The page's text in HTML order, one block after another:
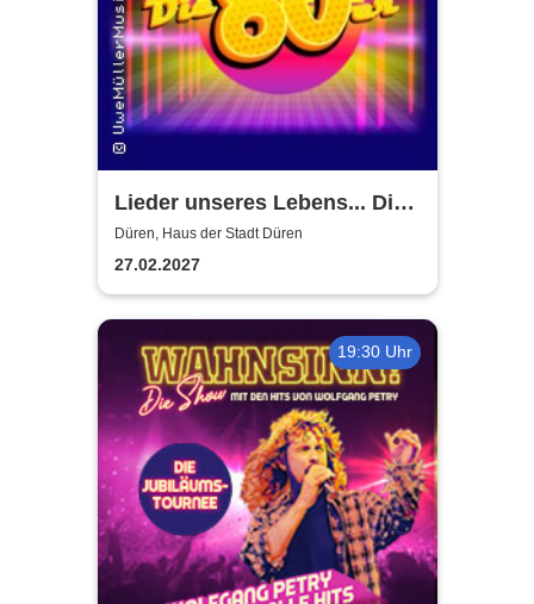
Lieder unseres Lebens... Die
80er
Düren, Haus der Stadt Düren
27.02.2027
19:30 Uhr